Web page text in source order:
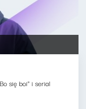
się boi" i serial